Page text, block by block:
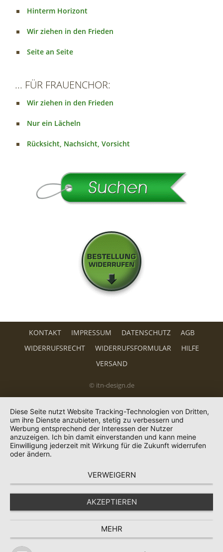
Hinterm Horizont
Wir ziehen in den Frieden
Seite an Seite
... FÜR FRAUENCHOR:
Wir ziehen in den Frieden
Nur ein Lächeln
Rücksicht, Nachsicht, Vorsicht
KONTAKT IMPRESSUM DATENSCHUTZ
AGB
WIDERRUFSRECHT
WIDERRUFSFORMULAR
HILFE
VERSAND
© itn-design.de
Diese Seite nutzt Website Tracking-Technologien von Dritten,
um ihre Dienste anzubieten, stetig zu verbessern und
Werbung entsprechend der Interessen der Nutzer
anzuzeigen. Ich bin damit einverstanden und kann meine
Einwilligung jederzeit mit Wirkung für die Zukunft widerrufen
oder ändern.
VERWEIGERN
AKZEPTIEREN
MEHR